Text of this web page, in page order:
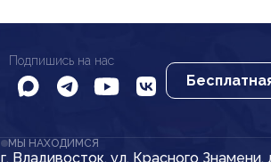
Подпишись на нас
МЫ НАХОДИМСЯ
г. Владивосток, ул. Красного Знамени,